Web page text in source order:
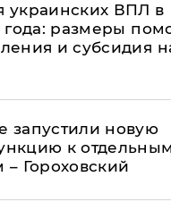
украинских ВПЛ в
года: размеры
и субсидия
запустили новую
к отдельным
– Гороховский